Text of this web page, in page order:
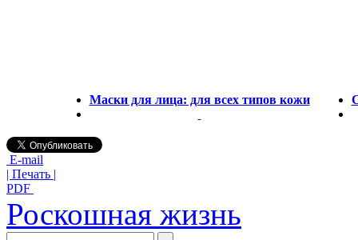
Маски для лица: для всех типов кожи
E-mail
| Печать |
PDF
Роскошная жизнь